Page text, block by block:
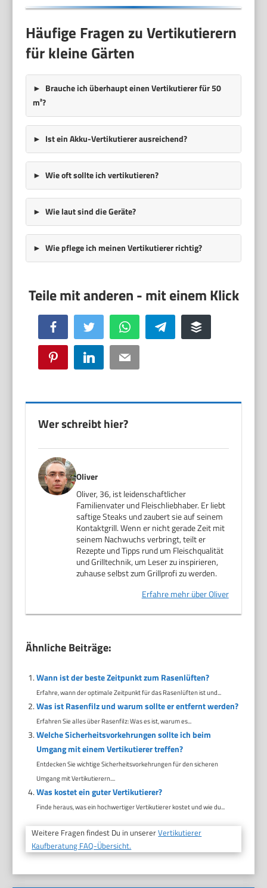
Häufige Fragen zu Vertikutierern
für kleine Gärten
Brauche ich überhaupt einen Vertikutierer für 50
m²?
Ist ein Akku-Vertikutierer ausreichend?
Wie oft sollte ich vertikutieren?
Wie laut sind die Geräte?
Wie pflege ich meinen Vertikutierer richtig?
Facebook Twitter WhatsApp Telegram Buffer
Pinterest LinkedIn Email
Wer schreibt hier?
Oliver
Oliver, 36, ist leidenschaftlicher
Familienvater und Fleischliebhaber. Er liebt
saftige Steaks und zaubert sie auf seinem
Kontaktgrill. Wenn er nicht gerade Zeit mit
seinem Nachwuchs verbringt, teilt er
Rezepte und Tipps rund um Fleischqualität
und Grilltechnik, um Leser zu inspirieren,
zuhause selbst zum Grillprofi zu werden.
Erfahre mehr über Oliver
Ähnliche Beiträge:
Wann ist der beste Zeitpunkt zum Rasenlüften?
Erfahre, wann der optimale Zeitpunkt für das Rasenlüften ist und...
Was ist Rasenfilz und warum sollte er entfernt werden?
Erfahren Sie alles über Rasenfilz: Was es ist, warum es...
Welche Sicherheitsvorkehrungen sollte ich beim
Umgang mit einem Vertikutierer treffen?
Entdecken Sie wichtige Sicherheitsvorkehrungen für den sicheren
Umgang mit Vertikutierern....
Was kostet ein guter Vertikutierer?
Finde heraus, was ein hochwertiger Vertikutierer kostet und wie du...
Weitere Fragen findest Du in unsererVertikutierer
Kaufberatung FAQ-Übersicht.